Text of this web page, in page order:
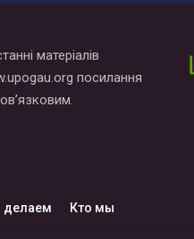
матеріалів
посилання
делаем Кто мы